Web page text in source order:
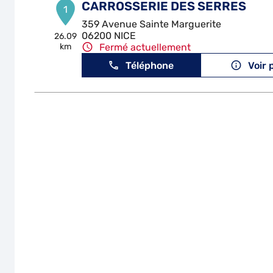
1
26.09
km
CARROSSERIE DES SERRES
359 Avenue Sainte Marguerite
06200 NICE
Fermé actuellement
Téléphone
Voir